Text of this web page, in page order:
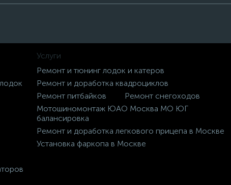
Услуги
Ремонт и тюнинг лодок и катеров
Ремонт и доработка квадроциклов
Ремонт питбайков
Ремонт снегоходов
Мотошиномонтаж ЮАО Москва МО ЮГ
балансировка
Ремонт и доработка легкового прицепа в Москве
Установка фаркопа в Москве